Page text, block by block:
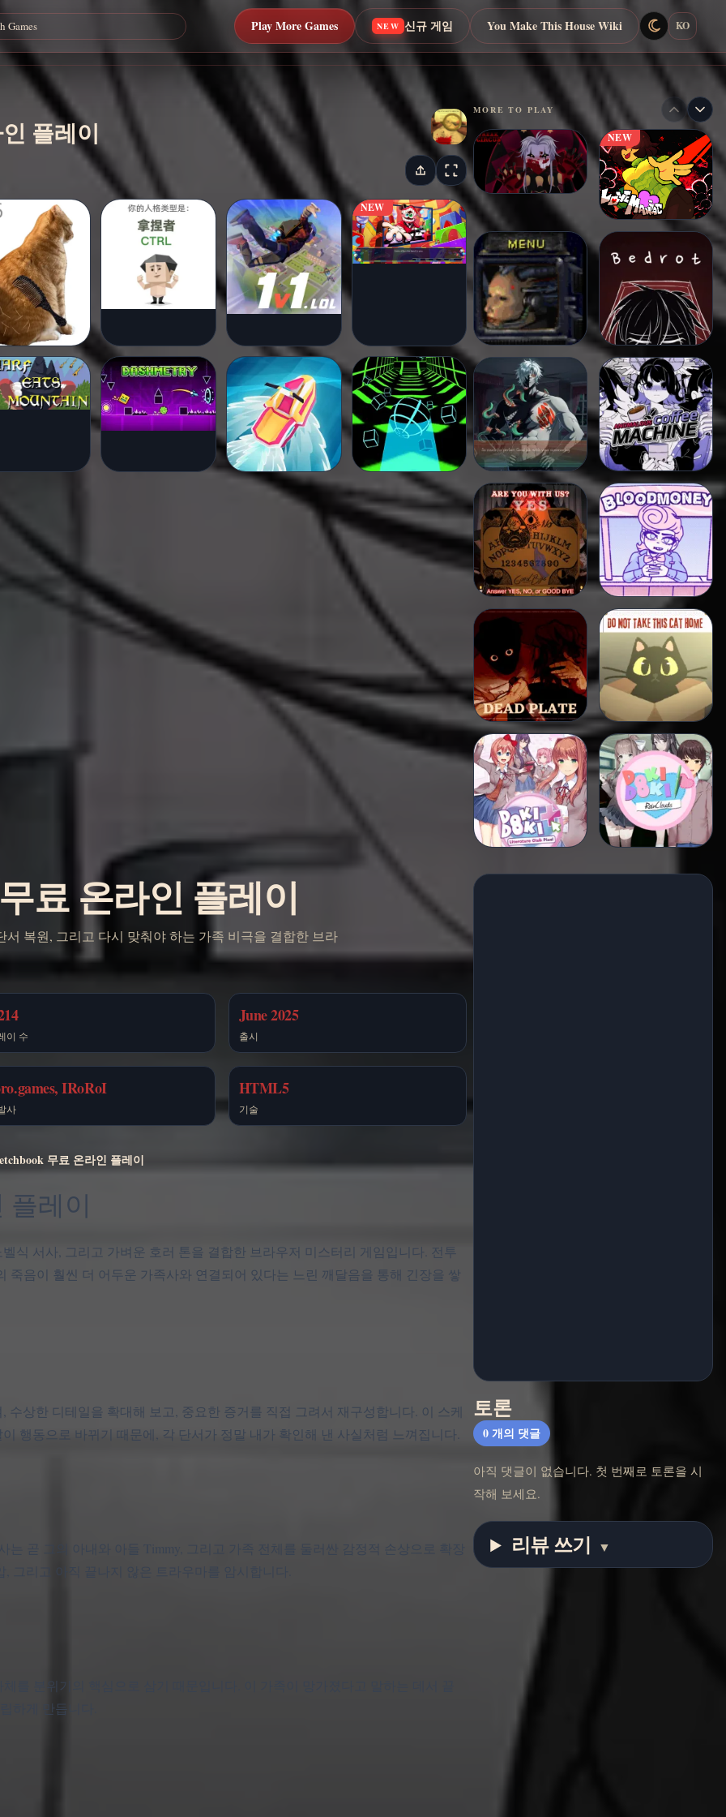
Play More Games NEW 신규 게임 You Make This House Wiki KO
플레이
NEW
MORE TO PLAY
NEW
료 온라인 플레이
서 복원, 그리고 다시 맞춰야 하는 가족 비극을 결합한 브라
이 수
June 2025
출시
IRoRoI
사
HTML5
기술
무료 온라인 플레이
플레이
벨식 서사, 그리고 가벼운 호러 톤을 결합한 브라우저 미스터리 게임입니다. 전투
죽음이 훨씬 더 어두운 가족사와 연결되어 있다는 느린 깨달음을 통해 긴장을 쌓
상한 디테일을 확대해 보고, 중요한 증거를 직접 그려서 재구성합니다. 이 스케
행동으로 바뀌기 때문에, 각 단서가 정말 내가 확인해 낸 사실처럼 느껴집니다.
는 곧 그의 아내와 아들 Timmy, 그리고 가족 전체를 둘러싼 감정적 손상으로 확장
그리고 아직 끝나지 않은 트라우마를 암시합니다.
를 분위기의 핵심으로 삼기 때문입니다. 이 가족이 망가졌다고 말하는 데서 끝
하게 만듭니다.
토론
0 개의 댓글
아직 댓글이 없습니다. 첫 번째로 토론을 시
작해 보세요.
리뷰 쓰기 ▼